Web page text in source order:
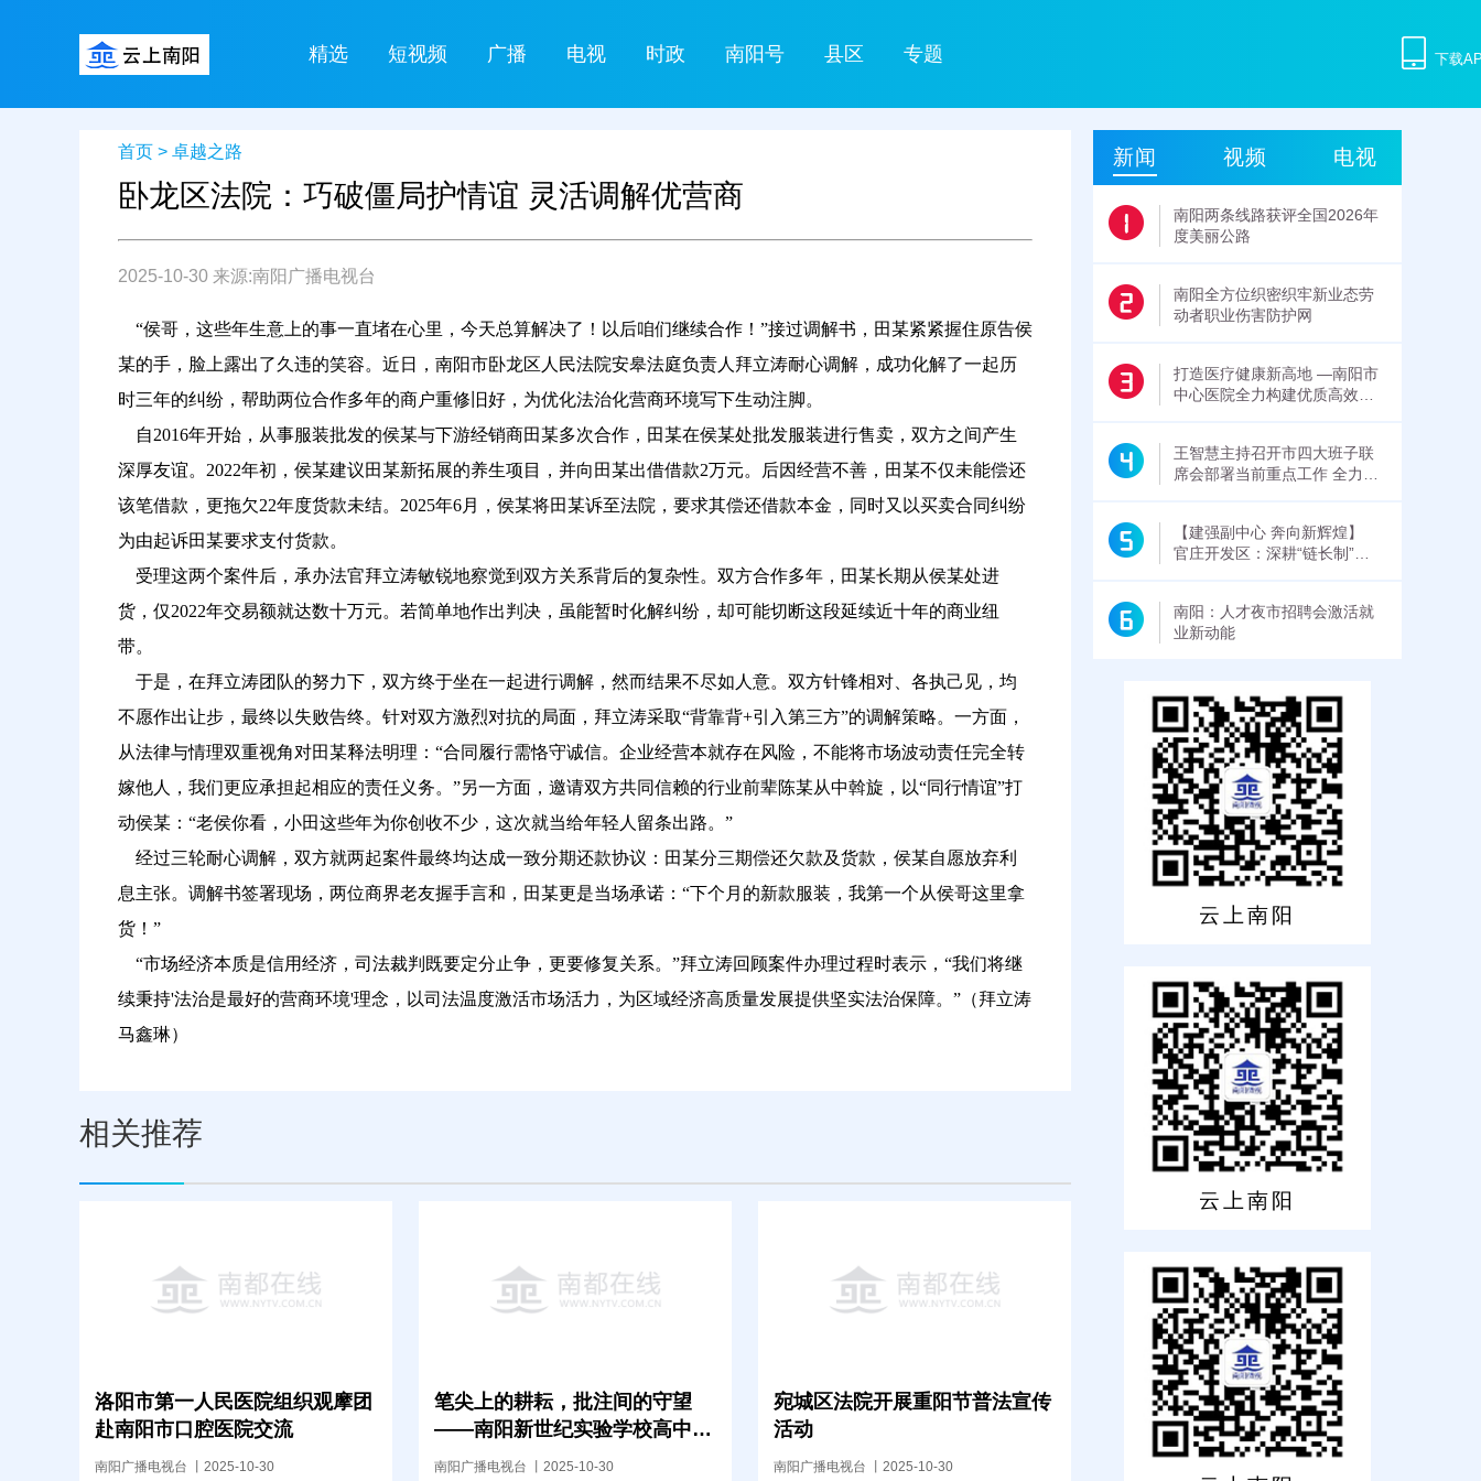
精选 短视频 广播 电视 时政 南阳号 县区 专题 下载
首页 > 卓越之路
卧龙区法院：巧破僵局护情谊 灵活调解优营商
2025-10-30 来源:南阳广播电视台
“侯哥，这些年生意上的事一直堵在心里，今天总算解决了！以后咱们继续合作！”接过调解书，田某紧紧握住原告侯
某的手，脸上露出了久违的笑容。近日，南阳市卧龙区人民法院安皋法庭负责人拜立涛耐心调解，成功化解了一起历
时三年的纠纷，帮助两位合作多年的商户重修旧好，为优化法治化营商环境写下生动注脚。
自2016年开始，从事服装批发的侯某与下游经销商田某多次合作，田某在侯某处批发服装进行售卖，双方之间产生
深厚友谊。2022年初，侯某建议田某新拓展的养生项目，并向田某出借借款2万元。后因经营不善，田某不仅未能偿还
该笔借款，更拖欠22年度货款未结。2025年6月，侯某将田某诉至法院，要求其偿还借款本金，同时又以买卖合同纠纷
为由起诉田某要求支付货款。
受理这两个案件后，承办法官拜立涛敏锐地察觉到双方关系背后的复杂性。双方合作多年，田某长期从侯某处进
货，仅2022年交易额就达数十万元。若简单地作出判决，虽能暂时化解纠纷，却可能切断这段延续近十年的商业纽
带。
于是，在拜立涛团队的努力下，双方终于坐在一起进行调解，然而结果不尽如人意。双方针锋相对、各执己见，均
不愿作出让步，最终以失败告终。针对双方激烈对抗的局面，拜立涛采取“背靠背+引入第三方”的调解策略。一方面，
从法律与情理双重视角对田某释法明理：“合同履行需恪守诚信。企业经营本就存在风险，不能将市场波动责任完全转
嫁他人，我们更应承担起相应的责任义务。”另一方面，邀请双方共同信赖的行业前辈陈某从中斡旋，以“同行情谊”打
动侯某：“老侯你看，小田这些年为你创收不少，这次就当给年轻人留条出路。”
经过三轮耐心调解，双方就两起案件最终均达成一致分期还款协议：田某分三期偿还欠款及货款，侯某自愿放弃利
息主张。调解书签署现场，两位商界老友握手言和，田某更是当场承诺： “下个月的新款服装，我第一个从侯哥这里拿
货！”
“市场经济本质是信用经济，司法裁判既要定分止争，更要修复关系。”拜立涛回顾案件办理过程时表示，“我们将继
续秉持'法治是最好的营商环境'理念，以司法温度激活市场活力，为区域经济高质量发展提供坚实法治保障。” （拜立涛
马鑫琳）
相关推荐
洛阳市第一人民医院组织观摩团
赴南阳市口腔医院交流
南阳广播电视台 丨2025-10-30
笔尖上的耕耘，批注间的守望
——南阳新世纪实验学校高中部
第二次作业检查纪实
南阳广播电视台 丨2025-10-30
宛城区法院开展重阳节普法宣传
活动
南阳广播电视台 丨2025-10-30
新闻 视频 电视
南阳两条线路获评全国2026年
度美丽公路
南阳全方位织密织牢新业态劳
动者职业伤害防护网
打造医疗健康新高地 —南阳市
中心医院全力构建优质高效医
王智慧主持召开市四大班子联
席会部署当前重点工作 全力以
出席
【建强副中心 奔向新辉煌】
官庄开发区：深耕“链长制”激
南阳：人才夜市招聘会激活就
业新动能
云上南阳
云上南阳